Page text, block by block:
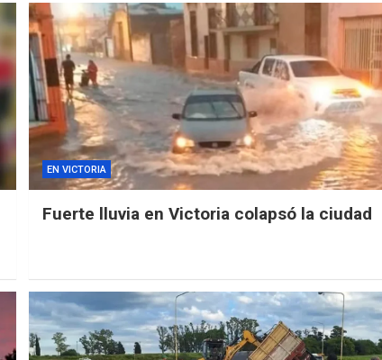
EN VICTORIA
Fuerte lluvia en Victoria colapsó la ciudad